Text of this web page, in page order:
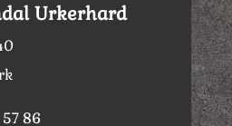
Urkerhard
86